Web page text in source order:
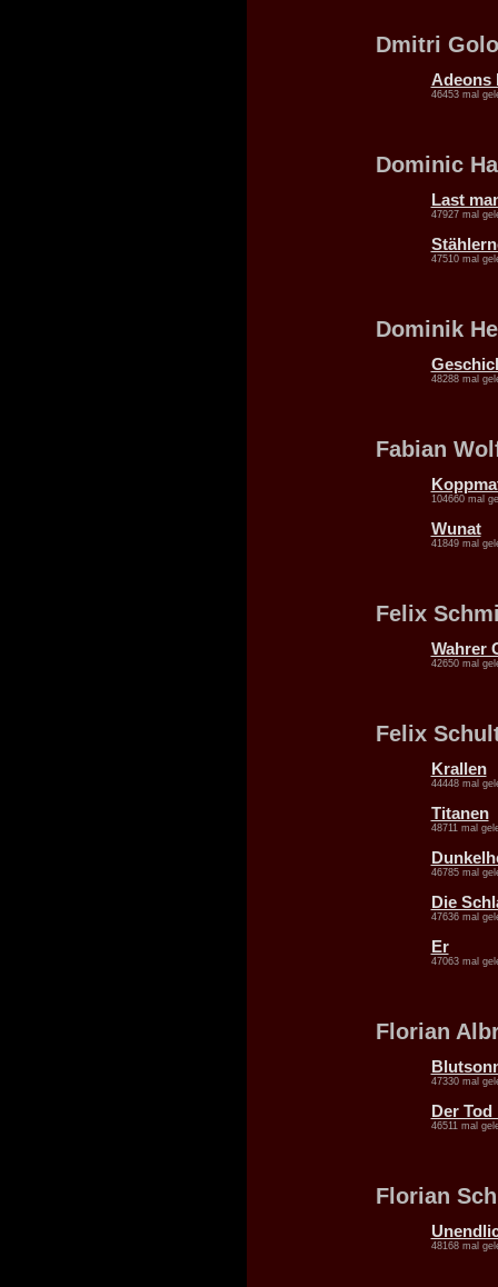
Dmitri
Adeons
46453 mal
Dominic
Last
47927 mal
47510 mal
Dominik
48288 mal
Fabian
104660 mal
Wunat
41849 mal
Felix
Wahrer
42650 mal
Felix
Krallen
44448 mal
Titanen
48711 mal
46785 mal
Die
47636 mal
Er
47063 mal
Florian
47330 mal
Der
46511 mal
Florian
48168 mal